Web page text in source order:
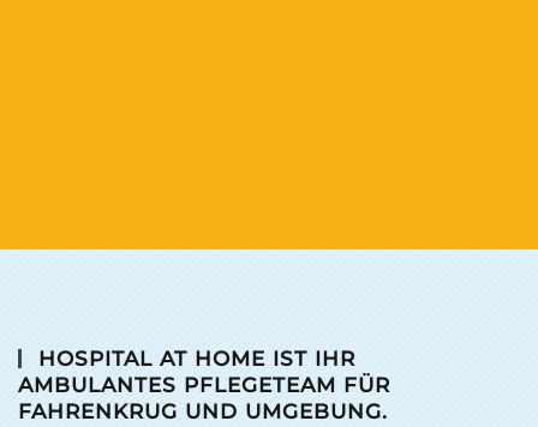
HOSPITAL AT HOME IST IHR
AMBULANTES PFLEGETEAM FÜR
FAHRENKRUG UND UMGEBUNG.